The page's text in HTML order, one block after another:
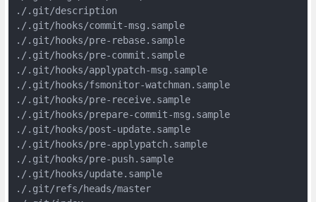
./.git/description
./.git/hooks/commit-msg.sample
./.git/hooks/pre-rebase.sample
./.git/hooks/pre-commit.sample
./.git/hooks/applypatch-msg.sample
./.git/hooks/fsmonitor-watchman.sample
./.git/hooks/pre-receive.sample
./.git/hooks/prepare-commit-msg.sample
./.git/hooks/post-update.sample
./.git/hooks/pre-applypatch.sample
./.git/hooks/pre-push.sample
./.git/hooks/update.sample
./.git/refs/heads/master